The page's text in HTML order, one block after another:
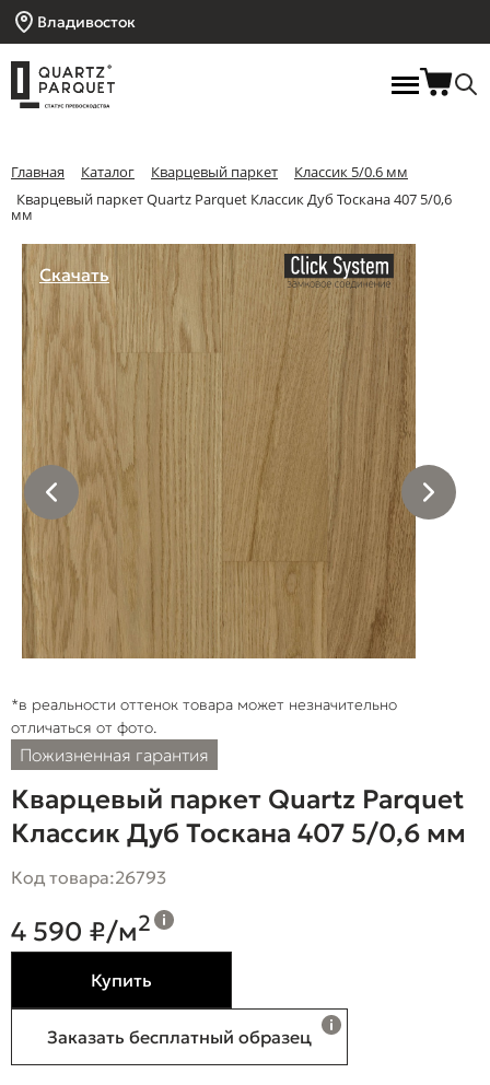
Владивосток
Главная Каталог Кварцевый паркет
Классик 5/0.6 мм
Кварцевый паркет Quartz Parquet Классик Дуб Тоскана 407 5/0,6
мм
Скачать
*в реальности оттенок товара может незначительно
отличаться от фото.
Пожизненная гарантия
Кварцевый паркет Quartz Parquet
Классик Дуб Тоскана 407 5/0,6 мм
Код товара:26793
4 590 ₽/м2
Купить
Заказать бесплатный образец